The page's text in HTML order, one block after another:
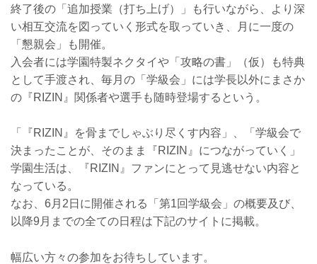
終了後の「追加授業（打ち上げ）」も行いながら、より深
い相互交流を図っていく形式を取っていき、月に一度の
「懇親会」も開催。
入会者には学園特製ネクタイや「攻略の書」（仮）も特典
として手渡され、毎月の「学級会」には学長以外にまさか
の『RIZIN』関係者や選手も随時登場するという。
「『RIZIN』を骨までしゃぶり尽くす内容」、「学級会で
決まったことが、そのまま『RIZIN』につながっていく」
学園生活は、『RIZIN』ファンにとって見逃せない内容と
なっている。
なお、6月2日に開催される「第1回学級会」の概要及び、
以降9月までの全ての日程は下記のサイトに掲載。
幅広い方々の参加をお待ちしています。